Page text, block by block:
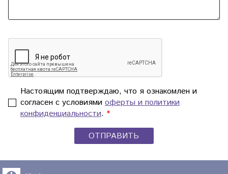
Настоящим подтверждаю, что я ознакомлен и
согласен с условиями оферты и политики
конфиденциальности.
ОТПРАВИТЬ